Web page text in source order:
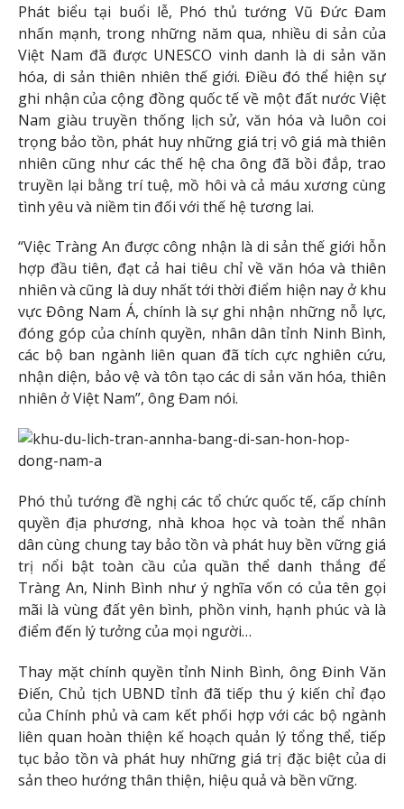
Phát biểu tại buổi lễ, Phó thủ tướng Vũ Đức Đam
nhấn mạnh, trong những năm qua, nhiều di sản của
Việt Nam đã được UNESCO vinh danh là di sản văn
hóa, di sản thiên nhiên thế giới. Điều đó thể hiện sự
ghi nhận của cộng đồng quốc tế về một đất nước Việt
Nam giàu truyền thống lịch sử, văn hóa và luôn coi
trọng bảo tồn, phát huy những giá trị vô giá mà thiên
nhiên cũng như các thế hệ cha ông đã bồi đắp, trao
truyền lại bằng trí tuệ, mồ hôi và cả máu xương cùng
tình yêu và niềm tin đối với thế hệ tương lai.
“Việc Tràng An được công nhận là di sản thế giới hỗn
hợp đầu tiên, đạt cả hai tiêu chỉ về văn hóa và thiên
nhiên và cũng là duy nhất tới thời điểm hiện nay ở khu
vực Đông Nam Á, chính là sự ghi nhận những nỗ lực,
đóng góp của chính quyền, nhân dân tỉnh Ninh Bình,
các bộ ban ngành liên quan đã tích cực nghiên cứu,
nhận diện, bảo vệ và tôn tạo các di sản văn hóa, thiên
nhiên ở Việt Nam”, ông Đam nói.
Phó thủ tướng đề nghị các tổ chức quốc tế, cấp chính
quyền địa phương, nhà khoa học và toàn thể nhân
dân cùng chung tay bảo tồn và phát huy bền vững giá
trị nổi bật toàn cầu của quần thể danh thắng để
Tràng An, Ninh Bình như ý nghĩa vốn có của tên gọi
mãi là vùng đất yên bình, phồn vinh, hạnh phúc và là
điểm đến lý tưởng của mọi người…
Thay mặt chính quyền tỉnh Ninh Bình, ông Đinh Văn
Điến, Chủ tịch UBND tỉnh đã tiếp thu ý kiến chỉ đạo
của Chính phủ và cam kết phối hợp với các bộ ngành
liên quan hoàn thiện kế hoạch quản lý tổng thể, tiếp
tục bảo tồn và phát huy những giá trị đặc biệt của di
sản theo hướng thân thiện, hiệu quả và bền vững.